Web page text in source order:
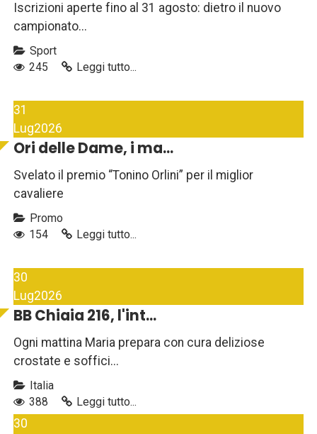
Iscrizioni aperte fino al 31 agosto: dietro il nuovo
campionato...
Sport
245
Leggi tutto...
31
Lug2026
Ori delle Dame, i ma...
Svelato il premio “Tonino Orlini” per il miglior
cavaliere
Promo
154
Leggi tutto...
30
Lug2026
BB Chiaia 216, l'int...
Ogni mattina Maria prepara con cura deliziose
crostate e soffici...
Italia
388
Leggi tutto...
30